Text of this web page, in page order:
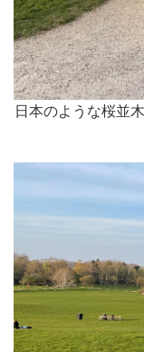
日本のような桜並